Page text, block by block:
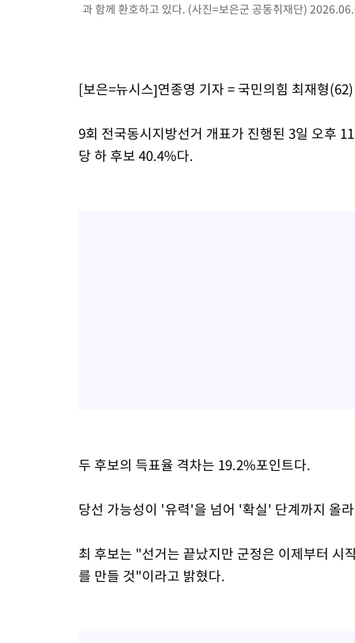
과 함께 환호하고 있다. (사진=보은군 공동취재단)
[보은=뉴시스]연종영 기자 = 국민의힘 최재형
9회 전국동시지방선거 개표가 진행된 3일 오후
당 하 후보 40.4%다.
두 후보의 득표율 격차는 19.2%포인트다.
당선 가능성이 '유력'을 넘어 '확실' 단계까지 올
최 후보는 "선거는 끝났지만 군정은 이제부터
를 만들 것"이라고 밝혔다.